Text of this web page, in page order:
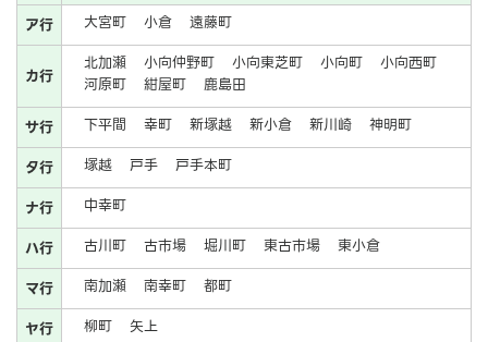
ア行 大宮町 小倉 遠藤町
カ行
北加瀬 小向仲野町 小向東芝町 小向町
小向西町
河原町
紺屋町
鹿島田
サ行
下平間 幸町 新塚越 新小倉 新川崎
神明町
タ行
塚越 戸手
戸手本町
ナ行
中幸町
ハ行
古川町 古市場 堀川町 東古市場
東小倉
マ行
南加瀬 南幸町
都町
ヤ行
柳町 矢上